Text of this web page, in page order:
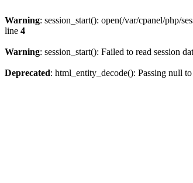
Warning: session_start(): open(/var/cpanel/php/
line 4
Warning: session_start(): Failed to read session
Deprecated: html_entity_decode(): Passing null